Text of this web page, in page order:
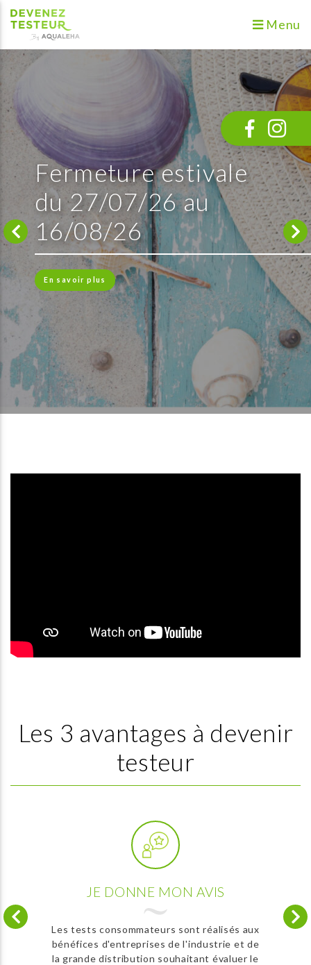
Menu
Fermeture estivale
du 27/07/26 au
16/08/26
En savoir plus
Les 3 avantages à devenir
testeur
JE DONNE MON AVIS
Les tests consommateurs sont réalisés aux
bénéfices d'entreprises de l'industrie et de
la grande distribution souhaitant évaluer le